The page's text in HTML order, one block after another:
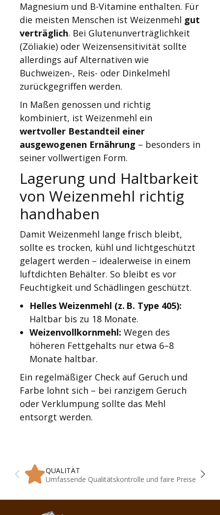
Magnesium und B-Vitamine enthalten. Für
die meisten Menschen ist Weizenmehl gut
verträglich. Bei Glutenunverträglichkeit
(Zöliakie) oder Weizensensitivität sollte
allerdings auf Alternativen wie
Buchweizen-, Reis- oder Dinkelmehl
zurückgegriffen werden.
In Maßen genossen und richtig
kombiniert, ist Weizenmehl ein
wertvoller Bestandteil einer
ausgewogenen Ernährung – besonders in
seiner vollwertigen Form.
Lagerung und Haltbarkeit
von Weizenmehl richtig
handhaben
Damit Weizenmehl lange frisch bleibt,
sollte es trocken, kühl und lichtgeschützt
gelagert werden – idealerweise in einem
luftdichten Behälter. So bleibt es vor
Feuchtigkeit und Schädlingen geschützt.
Helles Weizenmehl (z. B. Type 405):
Haltbar bis zu 18 Monate.
Weizenvollkornmehl: Wegen des
höheren Fettgehalts nur etwa 6–8
Monate haltbar.
Ein regelmäßiger Check auf Geruch und
Farbe lohnt sich – bei ranzigem Geruch
oder Verklumpung sollte das Mehl
entsorgt werden.
QUALITÄT
Umfassende Qualitätskontrolle und faire Preise